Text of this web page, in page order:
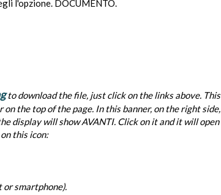
l'opzione. DOCUMENTO.
to download the file, just click on the links above. This
the top of the page. In this banner, on the right side,
display will show AVANTI. Click on it and it will open
this icon:
or smartphone).